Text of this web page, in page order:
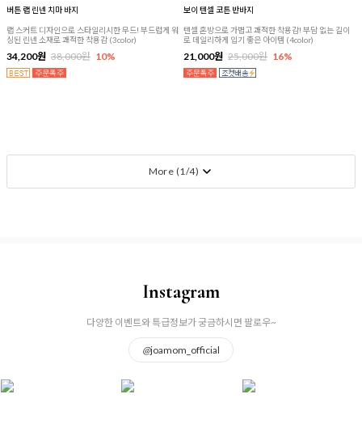
버튼 랩 린넨 치마 바지
랩 스커트 디자인으로 스타일리시한 무드! 부드럽게 워
싱된 린넨 소재로 쾌적한 착용감 (3color)
34,200원 38,000원 10%
보이 텐셀 코튼 반바지
텐셀 혼방으로 가볍고 쾌적한 착용감! 부담 없는 길이
로 데일리하게 입기 좋은 아이템 (4color)
21,000원 25,000원 16%
More (1/4)
Instagram
다양한 이벤트와 특급정보가 궁금하시면 팔로우~
@joamom_official